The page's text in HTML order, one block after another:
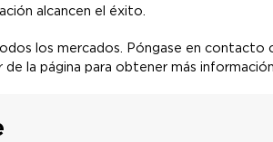
alcancen el éxito.
los mercados. Póngase en contacto
la página para obtener más información.